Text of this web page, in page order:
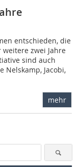
entschieden, die
zwei Jahre
sind auch
Nelskamp, Jacobi,
mehr